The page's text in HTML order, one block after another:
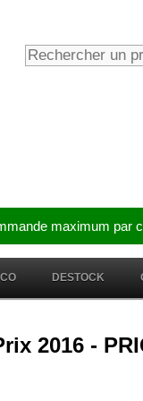
maximum par
DESTOCK
2016 -